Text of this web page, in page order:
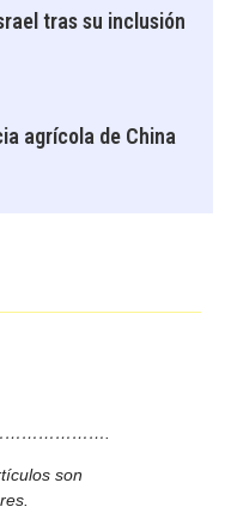
tras su inclusión
agrícola de China
son